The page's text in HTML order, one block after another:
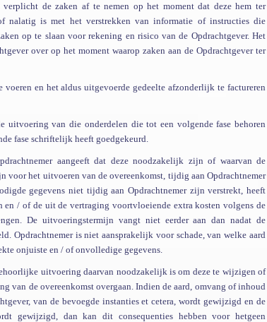
de zaken af te nemen op het moment dat deze hem ter
nalatig is met het verstrekken van informatie of instructies die
op te slaan voor rekening en risico van de Opdrachtgever. Het
over op het moment waarop zaken aan de Opdrachtgever ter
en het aldus uitgevoerde gedeelte afzonderlijk te factureren
uitvoering van die onderdelen die tot een volgende fase behoren
fase schriftelijk heeft goedgekeurd.
aangeeft dat deze noodzakelijk zijn of waarvan de
het uitvoeren van de overeenkomst, tijdig aan Opdrachtnemer
gegevens niet tijdig aan Opdrachtnemer zijn verstrekt, heeft
en / of de uit de vertraging voortvloeiende extra kosten volgens de
De uitvoeringstermijn vangt niet eerder aan dan nadat de
Opdrachtnemer is niet aansprakelijk voor schade, van welke aard
onjuiste en / of onvolledige gegevens.
uitvoering daarvan noodzakelijk is om deze te wijzigen of
van de overeenkomst overgaan. Indien de aard, omvang of inhoud
van de bevoegde instanties et cetera, wordt gewijzigd en de
gewijzigd, dan kan dit consequenties hebben voor hetgeen